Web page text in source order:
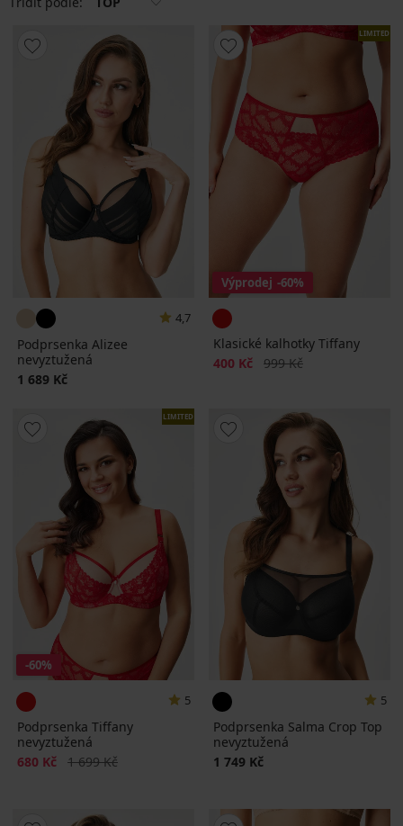
4,7
Podprsenka Alizee
nevyztužená
1 689 Kč
LIMITED
Výprodej -60%
Klasické kalhotky Tiffany
Sleva
400 Kč Původní cena
999 Kč
LIMITED
-60%
5
Podprsenka Tiffany
nevyztužená
Sleva
680 Kč Původní cena
1 699 Kč
5
Podprsenka Salma Crop Top
nevyztužená
1 749 Kč